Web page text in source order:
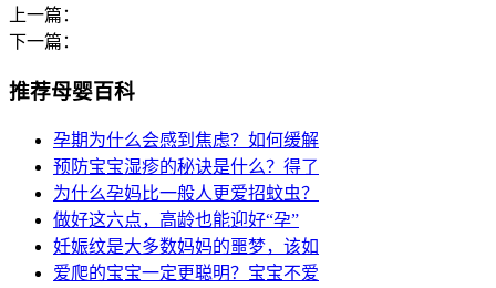
上一篇：
下一篇：
推荐母婴百科
孕期为什么会感到焦虑？如何缓解
预防宝宝湿疹的秘诀是什么？得了
为什么孕妈比一般人更爱招蚊虫？
做好这六点，高龄也能迎好“孕”
妊娠纹是大多数妈妈的噩梦，该如
爱爬的宝宝一定更聪明？宝宝不爱